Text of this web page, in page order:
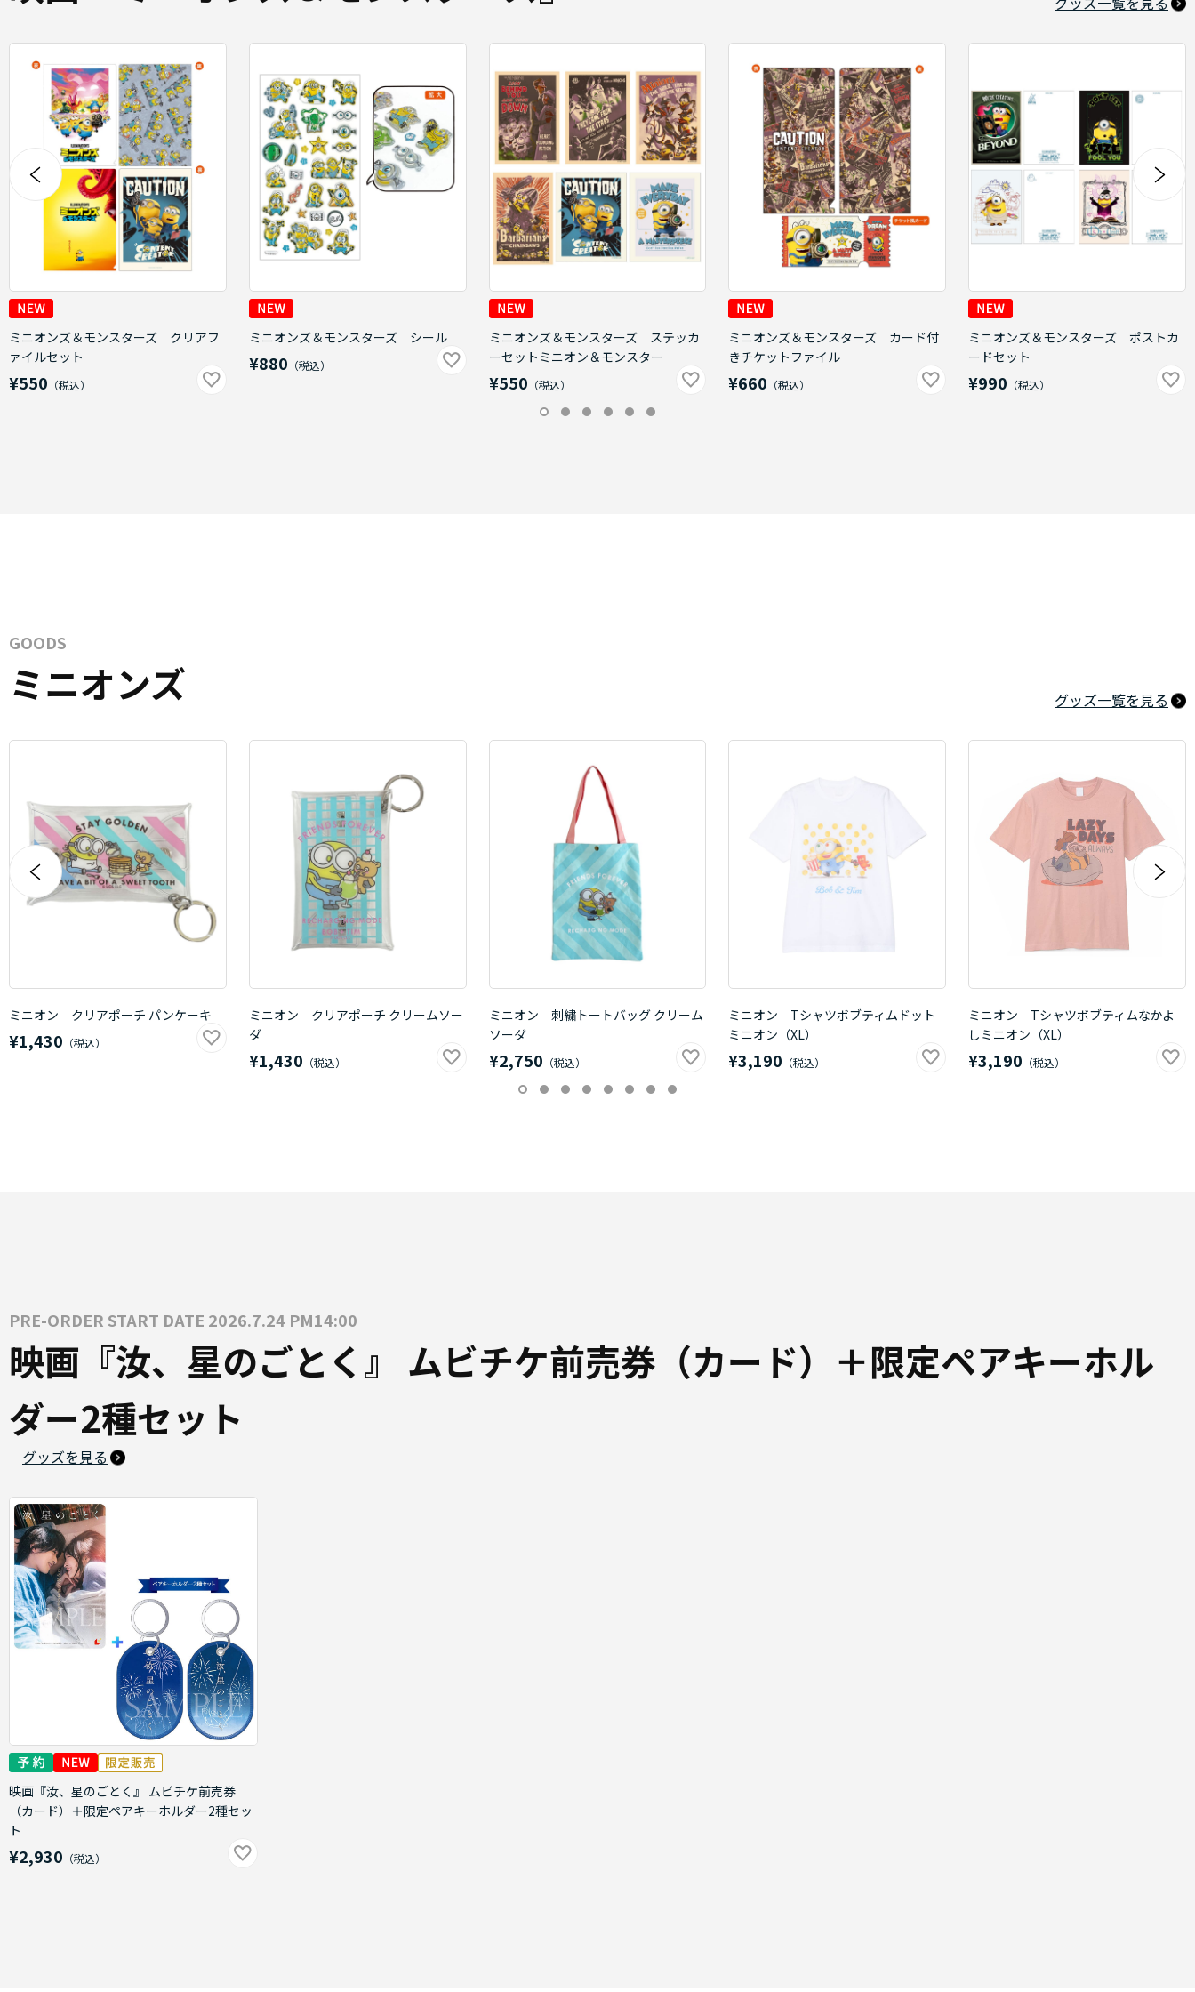
ミニオンズ＆モンスターズ クリアフ
ァイルセット
¥550
ミニオンズ＆モンスターズ シール
¥880
ミニオンズ＆モンスターズ ステッカ
ーセットミニオン＆モンスター
¥550
ミニオンズ＆モンスターズ カード付
きチケットファイル
¥660
ミニオンズ＆モンスターズ ポストカ
ードセット
¥990
GOODS
ミニオンズ グッズ一覧を見る
ミニオン クリアポーチ パンケーキ
¥1,430
ミニオン クリアポーチ クリームソー
ダ
¥1,430
ミニオン 刺繍トートバッグ クリーム
ソーダ
¥2,750
ミニオン Tシャツボブティムドット
ミニオン（XL）
¥3,190
ミニオン Tシャツボブティムなかよ
しミニオン（XL）
¥3,190
PRE-ORDER START DATE 2026.7.24 PM14:00
映画『汝、星のごとく』 ムビチケ前売券（カード）＋限定ペアキーホル
ダー2種セット
グッズを見る
映画『汝、星のごとく』 ムビチケ前売券
（カード）＋限定ペアキーホルダー2種セッ
ト
¥2,930